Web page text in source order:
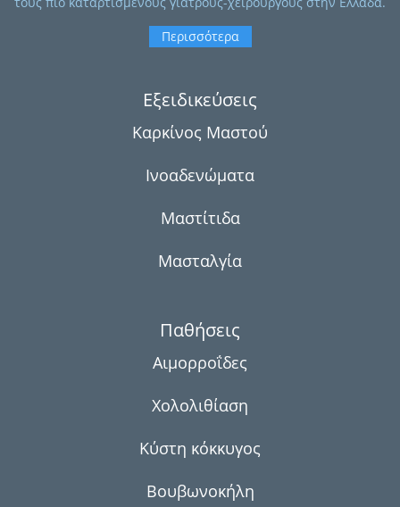
Περισσότερα
Εξειδικεύσεις
Καρκίνος Μαστού
Ινοαδενώματα
Μαστίτιδα
Μασταλγία
Παθήσεις
Αιμορροΐδες
Χολολιθίαση
Κύστη κόκκυγος
Βουβωνοκήλη